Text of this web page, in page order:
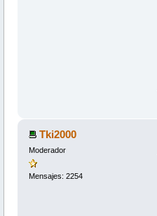
Tki2000
Moderador
Mensajes: 2254